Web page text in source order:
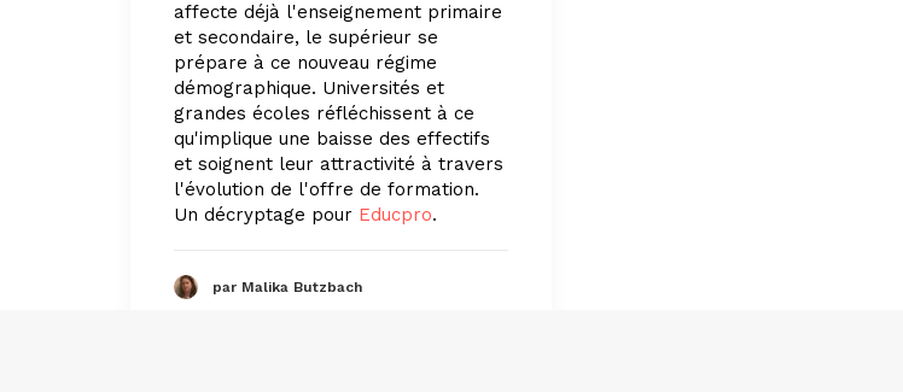
affecte déjà l'enseignement primaire
et secondaire, le supérieur se
prépare à ce nouveau régime
démographique. Universités et
grandes écoles réfléchissent à ce
qu'implique une baisse des effectifs
et soignent leur attractivité à travers
l'évolution de l'offre de formation.
Un décryptage pour Educpro.
par Malika Butzbach